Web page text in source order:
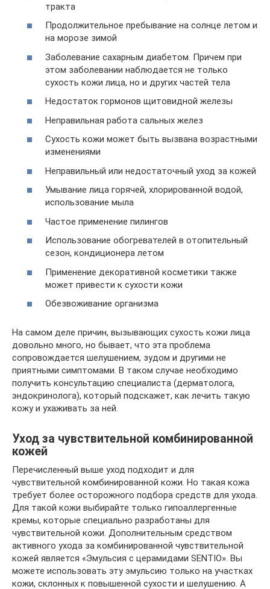
тракта
Продолжительное пребывание на солнце летом и
на морозе зимой
Заболевание сахарным диабетом. Причем при
этом заболевании наблюдается не только
сухость кожи лица, но и других частей тела
Недостаток гормонов щитовидной железы
Неправильная работа сальных желез
Сухость кожи может быть вызвана возрастными
изменениями
Неправильный или недостаточный уход за кожей
Умывание лица горячей, хлорированной водой,
использование мыла
Частое применение пилингов
Использование обогревателей в отопительный
сезон, кондиционера летом
Применение декоративной косметики также
может привести к сухости кожи
Обезвоживание организма
На самом деле причин, вызывающих сухость кожи лица
довольно много, но бывает, что эта проблема
сопровождается шелушением, зудом и другими не
приятными симптомами. В таком случае необходимо
получить консультацию специалиста (дерматолога,
эндокринолога), который подскажет, как лечить такую
кожу и ухаживать за ней.
Уход за чувствительной комбинированной
кожей
Перечисленный выше уход подходит и для
чувствительной комбинированной кожи. Но такая кожа
требует более осторожного подбора средств для ухода.
Для такой кожи выбирайте только гипоаллергенные
кремы, которые специально разработаны для
чувствительной кожи. Дополнительным средством
активного ухода за комбинированной чувствительной
кожей является «Эмульсия с церамидами SENTIO». Вы
можете использовать эту эмульсию только на участках
кожи, склонных к повышенной сухости и шелушению. А